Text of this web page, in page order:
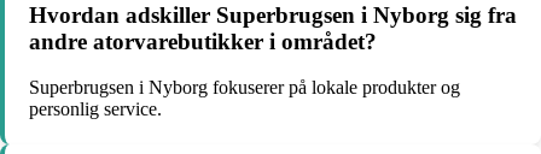
Hvordan adskiller Superbrugsen i Nyborg sig fra
andre atorvarebutikker i området?
Superbrugsen i Nyborg fokuserer på lokale produkter og
personlig service.